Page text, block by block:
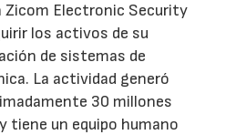
Zicom Electronic Security
los activos de su
de sistemas de
La actividad generó
30 millones
tiene un equipo humano